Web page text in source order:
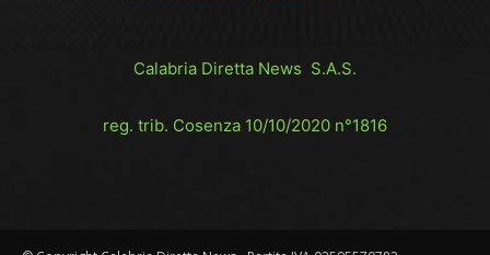
Calabria Diretta News S.A.S.
reg. trib. Cosenza 10/10/2020 n°1816